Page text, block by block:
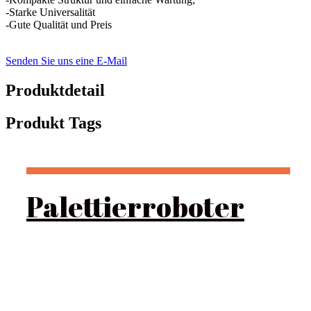
-Starke Universalität
-Gute Qualität und Preis
Senden Sie uns eine E-Mail
Produktdetail
Produkt Tags
Palettierroboter